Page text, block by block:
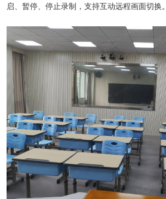
启、暂停、停止录制，支持互动远程画面切换。